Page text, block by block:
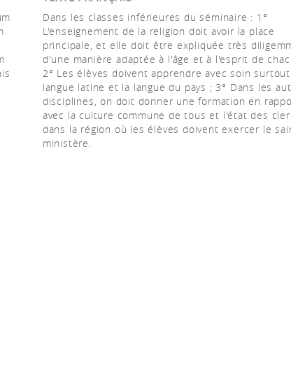
Dans les classes inférieures du séminaire : 1°
L'enseignement de la religion doit avoir la place
principale, et elle doit être expliquée très
d'une manière adaptée à l'âge et à l'esprit de
2° Les élèves doivent apprendre avec soin
langue latine et la langue du pays ; 3° Dans les
disciplines, on doit donner une formation en
avec la culture commune de tous et l'état des
dans la région où les élèves doivent exercer le
ministère.